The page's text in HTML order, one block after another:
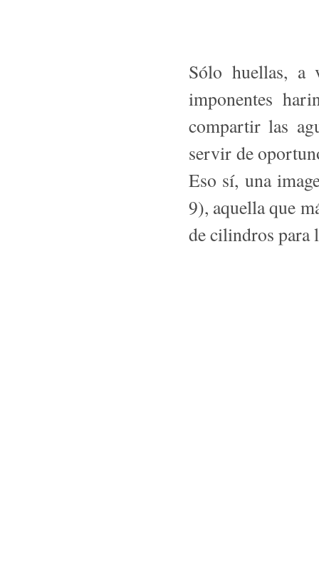
Sólo huellas, a
imponentes
compartir las
servir de
Eso sí, una
9), aquella que
de ci­lindros para